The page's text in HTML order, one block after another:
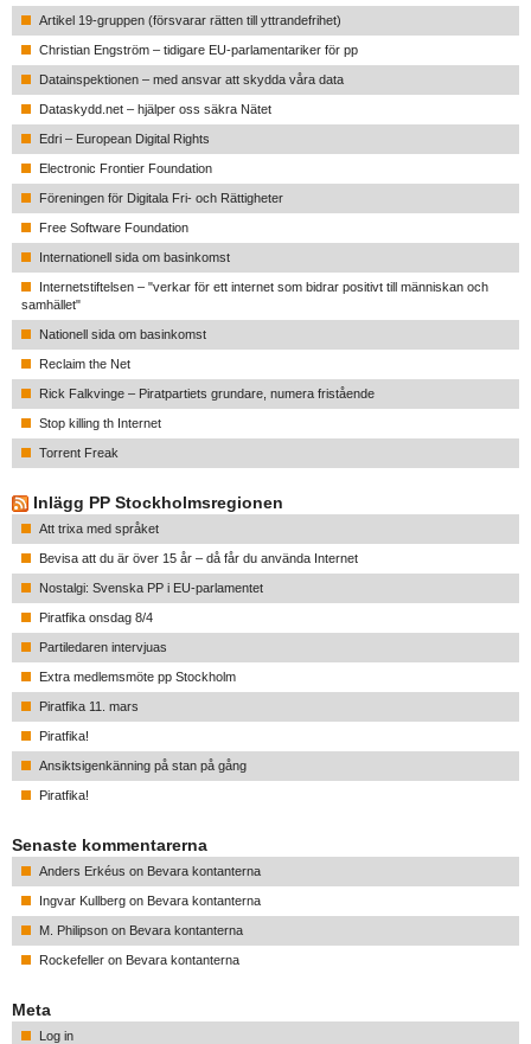
Artikel 19-gruppen (försvarar rätten till yttrandefrihet)
Christian Engström – tidigare EU-parlamentariker för pp
Datainspektionen – med ansvar att skydda våra data
Dataskydd.net – hjälper oss säkra Nätet
Edri – European Digital Rights
Electronic Frontier Foundation
Föreningen för Digitala Fri- och Rättigheter
Free Software Foundation
Internationell sida om basinkomst
Internetstiftelsen – "verkar för ett internet som bidrar positivt till människan och
samhället"
Nationell sida om basinkomst
Reclaim the Net
Rick Falkvinge – Piratpartiets grundare, numera fristående
Stop killing th Internet
Torrent Freak
Inlägg PP Stockholmsregionen
Att trixa med språket
Bevisa att du är över 15 år – då får du använda Internet
Nostalgi: Svenska PP i EU-parlamentet
Piratfika onsdag 8/4
Partiledaren intervjuas
Extra medlemsmöte pp Stockholm
Piratfika 11. mars
Piratfika!
Ansiktsigenkänning på stan på gång
Piratfika!
Senaste kommentarerna
Anders Erkéus on Bevara kontanterna
Ingvar Kullberg on Bevara kontanterna
M. Philipson on Bevara kontanterna
Rockefeller on Bevara kontanterna
Meta
Log in